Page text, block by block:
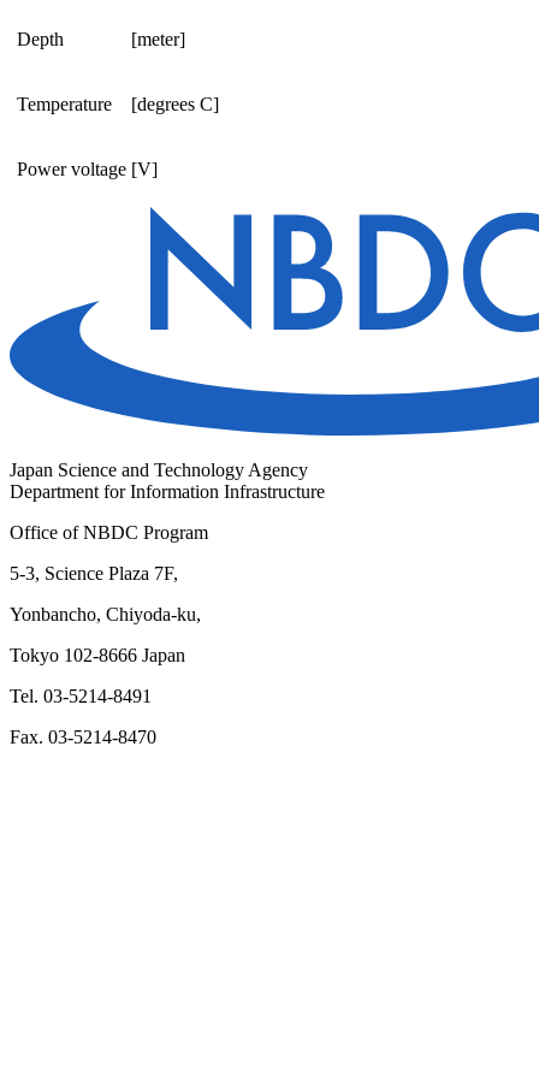
Depth [meter]
Temperature [degrees C]
Power voltage [V]
Japan Science and Technology Agency
Department for Information Infrastructure
Office of NBDC Program
5-3, Science Plaza 7F,
Yonbancho, Chiyoda-ku,
Tokyo 102-8666 Japan
Tel. 03-5214-8491
Fax. 03-5214-8470